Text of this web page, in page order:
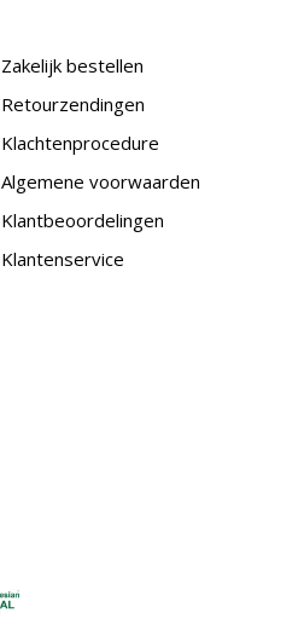
Zakelijk bestellen
Retourzendingen
Klachtenprocedure
Algemene voorwaarden
Klantbeoordelingen
Klantenservice